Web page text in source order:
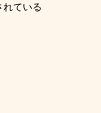
れている